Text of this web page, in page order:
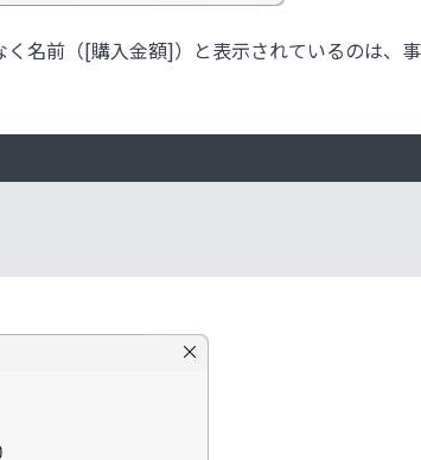
名前（[購入金額]）と表示されているのは、